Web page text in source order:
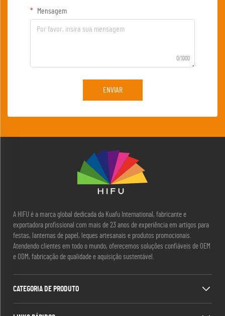
Mensagem
0/1000
ENVIAR
A HIFU é a marca global dedicada da Kuafu International, fabricante e
exportadora profissional com mais de 23 anos de experiência em artigos para
festas, lanternas de papel, leques artesanais e produtos promocionais.
Atendendo clientes em todo o mundo, oferecemos soluções confiáveis de OEM
e ODM, fabricação de qualidade e aquisição sustentável.
CATEGORIA DE PRODUTO